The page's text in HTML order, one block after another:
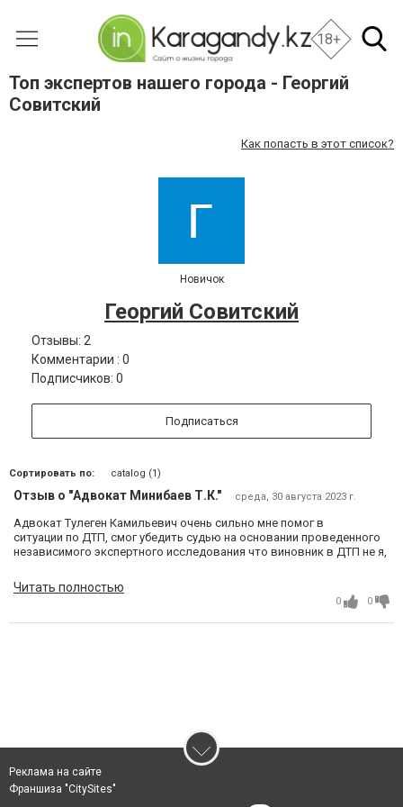
18+
Топ экспертов нашего города - Георгий
Совитский
Как попасть в этот список?
Новичок
Георгий Совитский
Отзывы: 2
Комментарии : 0
Подписчиков: 0
Подписаться
Сортировать по: catalog (1)
Отзыв о "Адвокат Минибаев Т.К." среда, 30 августа 2023 г.
Адвокат Тулеген Камильевич очень сильно мне помог в
ситуации по ДТП, смог убедить судью на основании проведенного
независимого экспертного исследования что виновник в ДТП не я,
адвоката по делам о ДТП в Караганде. Опыт работы чувствуется
сразу при общении с ним.
Читать полностью
0 0
Реклама на сайте
Франшиза "CitySites"